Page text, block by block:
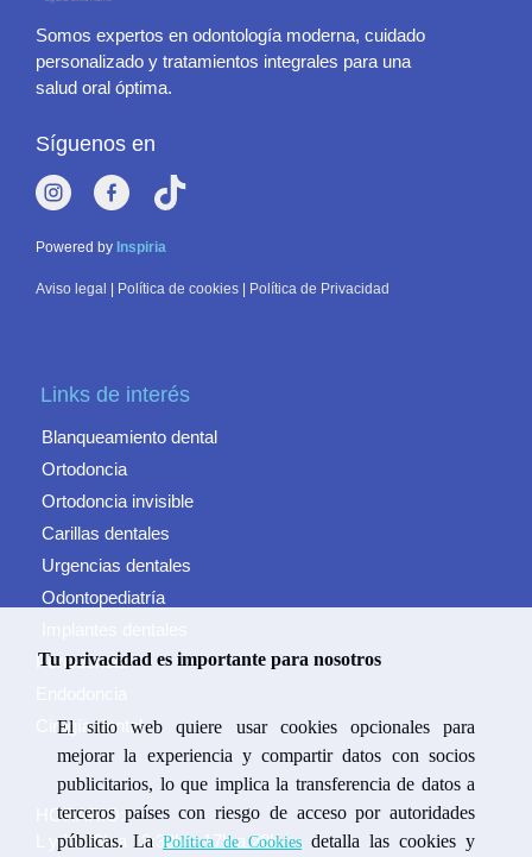
Somos expertos en odontología moderna, cuidado
personalizado y tratamientos integrales para una
salud oral óptima.
Síguenos en
Powered by Inspiria
Aviso legal | Política de cookies | Política de Privacidad
Blanqueamiento dental
Ortodoncia
Ortodoncia invisible
Carillas dentales
Urgencias dentales
Odontopediatría
Periodoncia
Cirugía dental
Links de interés
HORARIO:
L y X: 09h a 13:30h – 17h a 20h
Tu privacidad es importante para nosotros
El sitio web quiere usar cookies opcionales para
mejorar la experiencia y compartir datos con socios
publicitarios, lo que implica la transferencia de datos a
terceros países con riesgo de acceso por autoridades
públicas. La Política de Cookies detalla las cookies y